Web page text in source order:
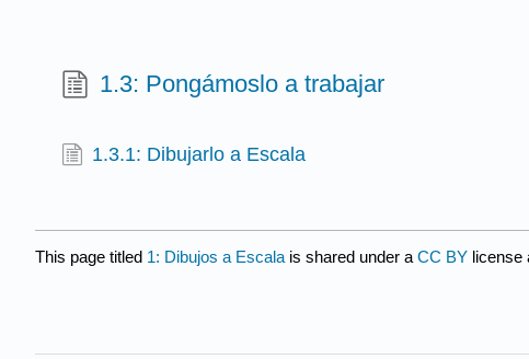
1.3: Pongámoslo a trabajar
1.3.1: Dibujarlo a Escala
This page titled 1: Dibujos a Escala is shared under a CC BY license